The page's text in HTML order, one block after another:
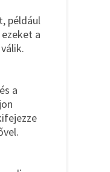
például
a
a